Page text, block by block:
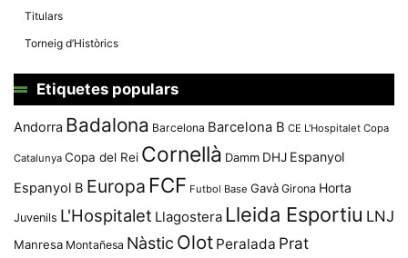
Titulars
Torneig d’Històrics
Etiquetes populars
Andorra Badalona Barcelona Barcelona B CE L'Hospitalet Copa
Catalunya Copa del Rei Cornellà Damm DHJ Espanyol
Espanyol B Europa FCF Futbol Base Gavà Girona Horta
Juvenils L'Hospitalet Llagostera Lleida Esportiu LNJ
Manresa Montañesa Nàstic Olot Peralada Prat